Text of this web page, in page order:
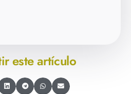
este artículo